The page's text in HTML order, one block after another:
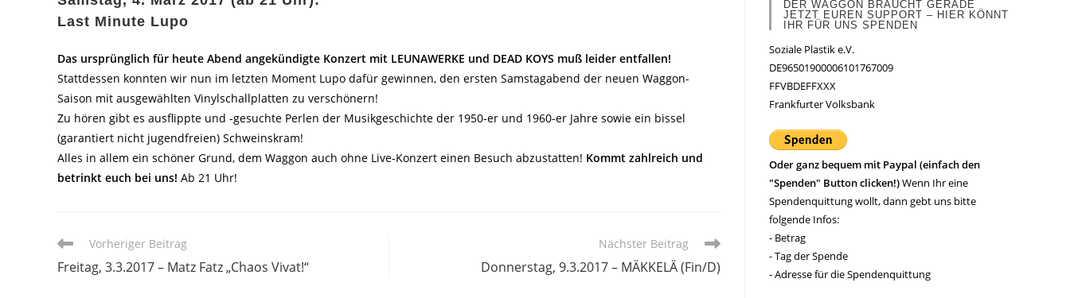
Last Minute Lupo
Das ursprünglich für heute Abend angekündigte Konzert mit LEUNAWERKE und DEAD KOYS muß leider entfallen!
Stattdessen konnten wir nun im letzten Moment Lupo dafür gewinnen, den ersten Samstagabend der neuen Waggon-
Saison mit ausgewählten Vinylschallplatten zu verschönern!
Zu hören gibt es ausflippte und -gesuchte Perlen der Musikgeschichte der 1950-er und 1960-er Jahre sowie ein bissel
(garantiert nicht jugendfreien) Schweinskram!
Alles in allem ein schöner Grund, dem Waggon auch ohne Live-Konzert einen Besuch abzustatten! Kommt zahlreich und
betrinkt euch bei uns! Ab 21 Uhr!
Weitere
ansehen
Vorheriger Beitrag
Freitag, 3.3.2017 – Matz Fatz „Chaos Vivat!“
Nächster Beitrag
Donnerstag, 9.3.2017 – MÄKKELÄ (Fin/D)
DER WAGGON BRAUCHT GERADE
JETZT EUREN SUPPORT – HIER KÖNNT
IHR FÜR UNS SPENDEN
Soziale Plastik e.V.
DE96501900006101767009
FFVBDEFFXXX
Frankfurter Volksbank
Oder ganz bequem mit Paypal (einfach den
"Spenden" Button clicken!)Wenn Ihr eine
Spendenquittung wollt, dann gebt uns bitte
folgende Infos:
- Betrag
- Tag der Spende
- Adresse für die Spendenquittung